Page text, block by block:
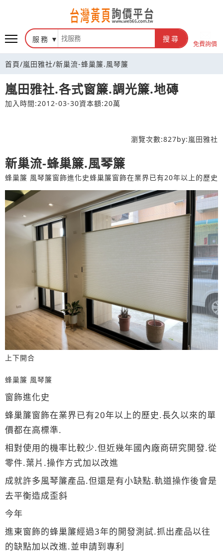
台灣黃頁詢價平台
服務 搜尋
免費詢價
首頁/嵐田雅社/新巢流-蜂巢簾.風琴簾
嵐田雅社.各式窗簾.調光簾.地磚
加入時間:2012-03-30資本額:20萬
瀏覽次數:827by:嵐田雅社
新巢流-蜂巢簾.風琴簾
蜂巢簾 風琴簾窗飾進化史蜂巢簾窗飾在業界已有20年以上的歷史
上下開合
蜂巢簾 風琴簾
窗飾進化史
蜂巢簾窗飾在業界已有20年以上的歷史.長久以來的單
價都在高標準.
相對使用的機率比較少.但近幾年國內廠商研究開發.從
零件.葉片.操作方式加以改進
成就許多風琴簾產品.但還是有小缺點.軌道操作後會是
去平衡造成歪斜
今年
進東窗飾的蜂巢簾經過3年的開發測試.抓出產品以往
的缺點加以改進.並申請到專利